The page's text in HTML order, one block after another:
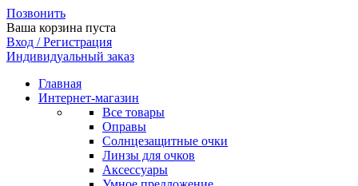
Позвонить
Ваша корзина пуста
Вход / Регистрация
Индивидуальный заказ
Главная
Интернет-магазин
Все товары
Оправы
Солнцезащитные очки
Линзы для очков
Аксессуары